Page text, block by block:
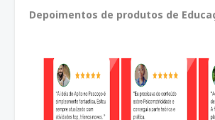
Depoimentos de produtos de